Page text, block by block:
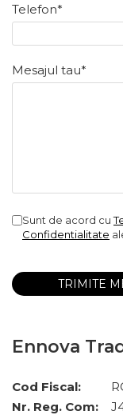
Telefon*
Mesajul tau*
Sunt de acord cu
Confidentialitate
Ennova
Cod Fiscal:
Nr. Reg. Com: